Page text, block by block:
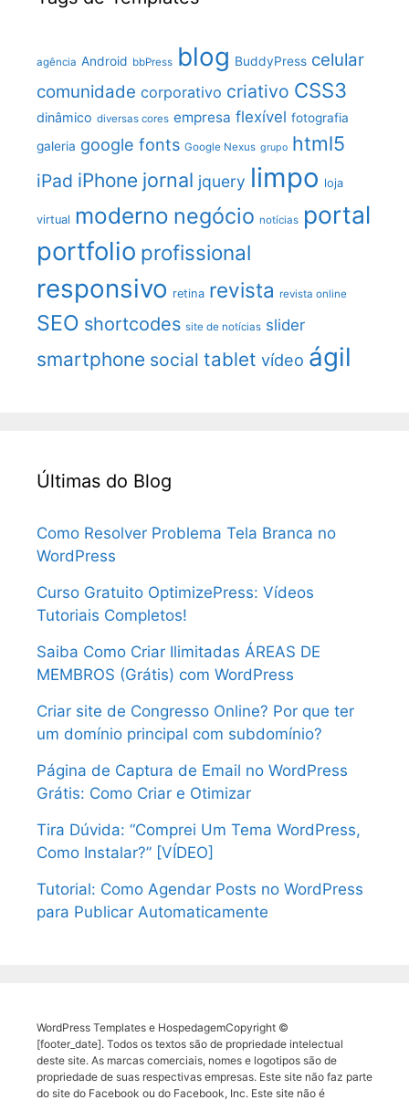
agência Android bbPress blog BuddyPress celular
comunidade corporativo criativo CSS3
dinâmico diversas cores empresa flexível fotografia
galeria google fonts Google Nexus grupo html5
iPad iPhone jornal jquery limpo loja
virtual moderno negócio notícias portal
portfolio profissional
responsivo retina revista revista online
SEO shortcodes site de notícias slider
smartphone social tablet vídeo ágil
Últimas do Blog
Como Resolver Problema Tela Branca no
WordPress
Curso Gratuito OptimizePress: Vídeos
Tutoriais Completos!
Saiba Como Criar Ilimitadas ÁREAS DE
MEMBROS (Grátis) com WordPress
Criar site de Congresso Online? Por que ter
um domínio principal com subdomínio?
Página de Captura de Email no WordPress
Grátis: Como Criar e Otimizar
Tira Dúvida: “Comprei Um Tema WordPress,
Como Instalar?” [VÍDEO]
Tutorial: Como Agendar Posts no WordPress
para Publicar Automaticamente
WordPress Templates e HospedagemCopyright ©
[footer_date]. Todos os textos são de propriedade intelectual
deste site. As marcas comerciais, nomes e logotipos são de
propriedade de suas respectivas empresas. Este site não faz parte
do site do Facebook ou do Facebook, Inc. Este site não é